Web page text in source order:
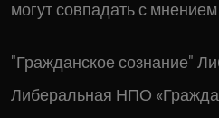
могут совпадать с
"Гражданское сознание"
Либеральная НПО